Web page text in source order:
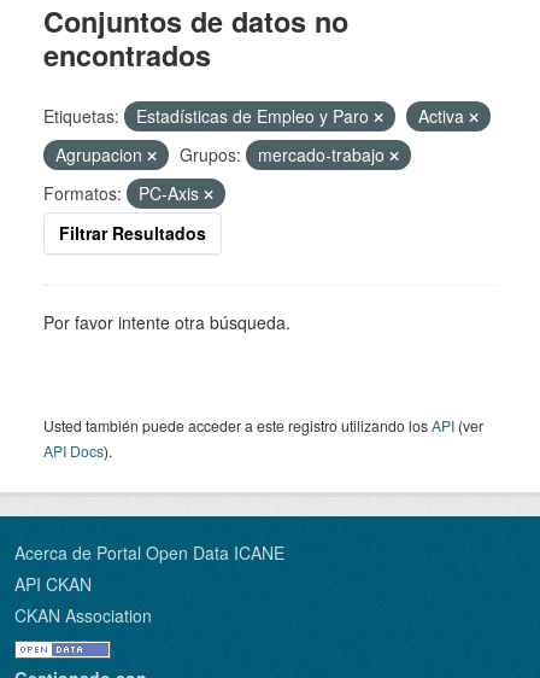
Conjuntos de datos no
encontrados
Etiquetas: Estadísticas de Empleo y Paro
Activa
Agrupacion
Grupos:
mercado-trabajo
Formatos:
PC-Axis
Filtrar Resultados
Por favor intente otra búsqueda.
Usted también puede acceder a este registro utilizando losAPI (ver
API Docs).
Acerca de Portal Open Data ICANE
API CKAN
CKAN Association